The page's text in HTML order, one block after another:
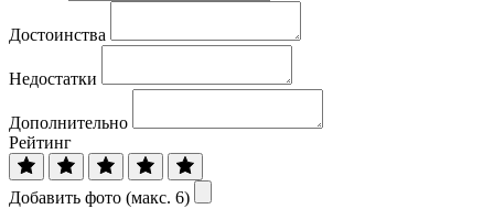
Достоинства
Недостатки
Дополнительно
Рейтинг
Добавить фото (макс. 6)